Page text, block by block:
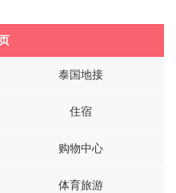
泰国地接
住宿
购物中心
体育旅游